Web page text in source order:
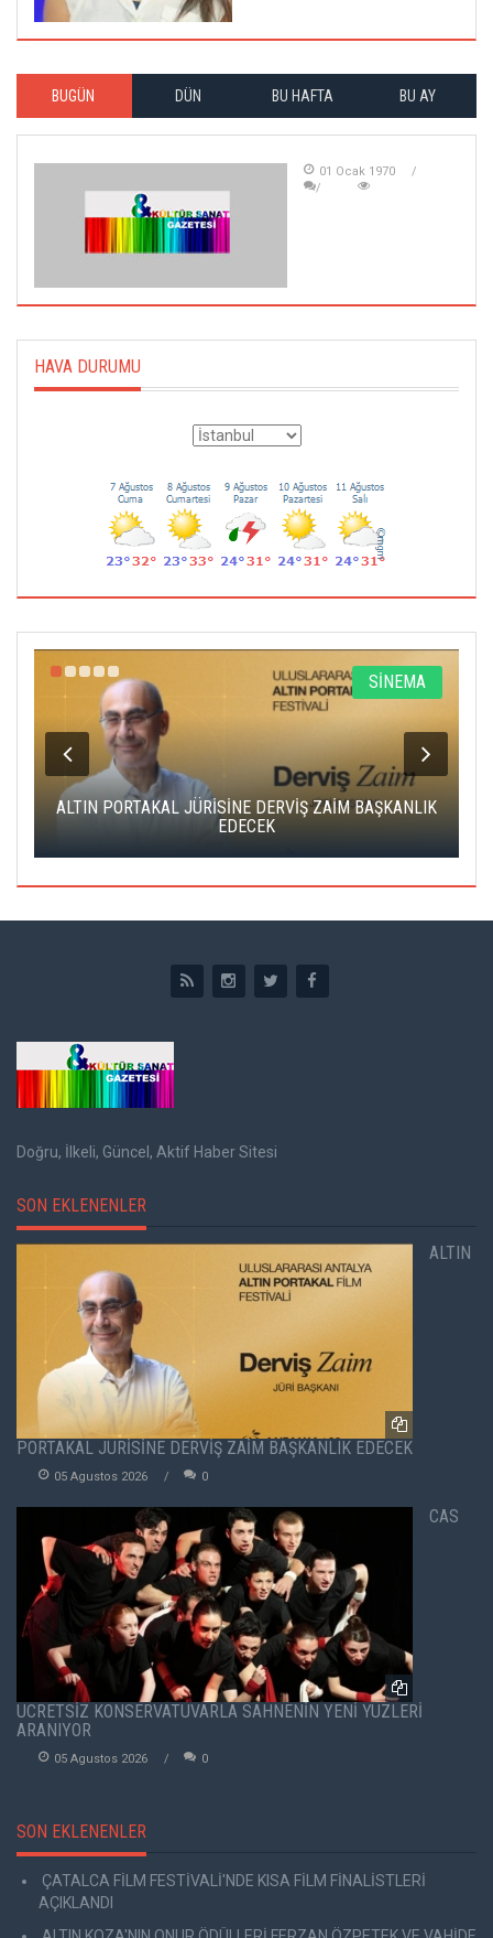
BUGÜN DÜN BU HAFTA BU AY
01 Ocak 1970
HAVA DURUMU
SİNEMA
ALTIN PORTAKAL JÜRİSİNE DERVİŞ ZAİM BAŞKANLIK
EDECEK
Doğru, İlkeli, Güncel, Aktif Haber Sitesi
SON EKLENENLER
ALTIN
PORTAKAL JÜRİSİNE DERVİŞ ZAİM BAŞKANLIK EDECEK
05 Agustos 2026 0
CAS
ÜCRETSİZ KONSERVATUVARLA SAHNENİN YENİ YÜZLERİ
ARANIYOR
05 Agustos 2026 0
SON EKLENENLER
ÇATALCA FİLM FESTİVALİ'NDE KISA FİLM FİNALİSTLERİ
AÇIKLANDI